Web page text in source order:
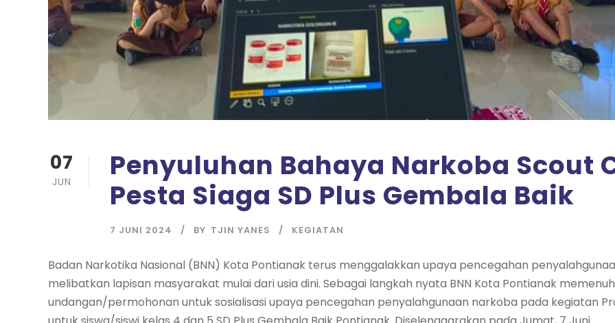
07
JUN
Penyuluhan Bahaya Narkoba Scout
Pesta Siaga SD Plus Gembala Baik
7 JUNI 2024 BY TJIN YANES KEGIATAN
Badan Narkotika Nasional (BNN) Kota Pontianak terus menggalakkan upaya pencegahan
melibatkan lapisan masyarakat mulai dari usia dini. Sebagai langkah nyata BNN Kota Pontianak
undangan/permohonan untuk sosialisasi upaya pencegahan penyalahgunaan narkoba pada kegiatan